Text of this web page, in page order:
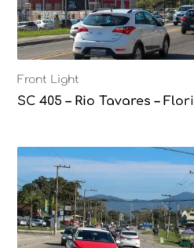
Front Light
SC 405 – Rio Tavares –